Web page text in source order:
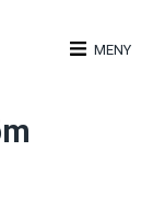
MENY